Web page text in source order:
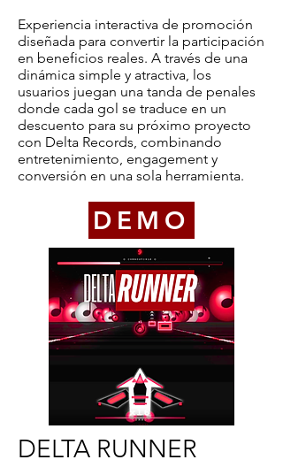
Experiencia interactiva de promoción
diseñada para convertir la participación
en beneficios reales. A través de una
dinámica simple y atractiva, los
usuarios juegan una tanda de penales
donde cada gol se traduce en un
descuento para su próximo proyecto
con Delta Records, combinando
entretenimiento, engagement y
conversión en una sola herramienta.
DEMO
DELTA RUNNER